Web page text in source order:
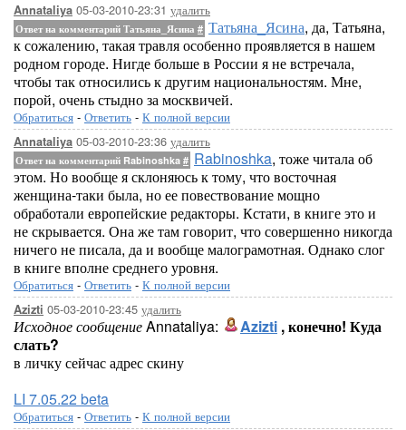
Annataliya 05-03-2010-23:31 удалить
Ответ на комментарий Татьяна_Ясина # Татьяна_Ясина, да, Татьяна,
к сожалению, такая травля особенно проявляется в нашем
родном городе. Нигде больше в России я не встречала,
чтобы так относились к другим национальностям. Мне,
порой, очень стыдно за москвичей.
Обратиться - Ответить - К полной версии
Annataliya 05-03-2010-23:36 удалить
Ответ на комментарий Rabinoshka # Rabinoshka, тоже читала об
этом. Но вообще я склоняюсь к тому, что восточная
женщина-таки была, но ее повествование мощно
обработали европейские редакторы. Кстати, в книге это и
не скрывается. Она же там говорит, что совершенно никогда
ничего не писала, да и вообще малограмотная. Однако слог
в книге вполне среднего уровня.
Обратиться - Ответить - К полной версии
Azizti 05-03-2010-23:45 удалить
Исходное сообщениеAnnataliya: Azizti , конечно! Куда
слать?
в личку сейчас адрес скину
LI 7.05.22 beta
Обратиться - Ответить - К полной версии